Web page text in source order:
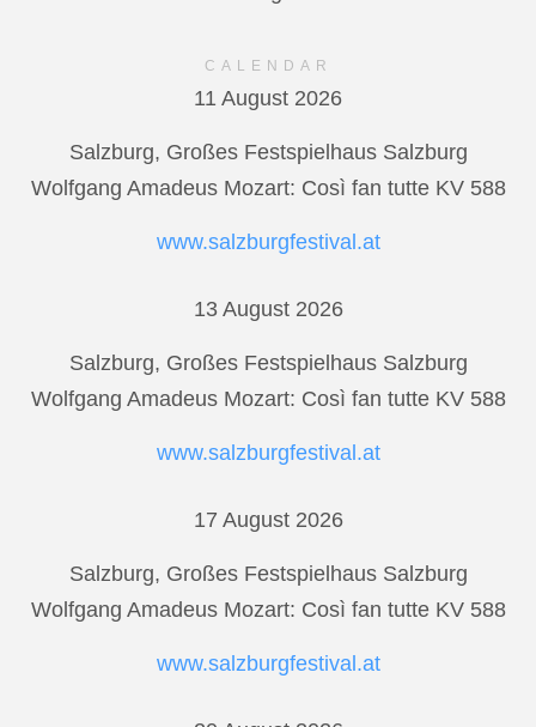
CALENDAR
11 August 2026
Salzburg, Großes Festspielhaus Salzburg
Wolfgang Amadeus Mozart: Così fan tutte KV 588
www.salzburgfestival.at
13 August 2026
Salzburg, Großes Festspielhaus Salzburg
Wolfgang Amadeus Mozart: Così fan tutte KV 588
www.salzburgfestival.at
17 August 2026
Salzburg, Großes Festspielhaus Salzburg
Wolfgang Amadeus Mozart: Così fan tutte KV 588
www.salzburgfestival.at